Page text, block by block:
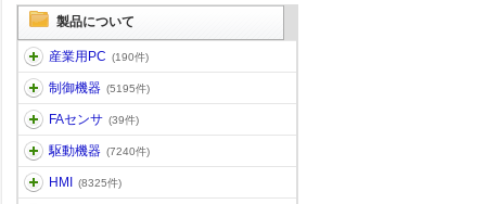
製品について
産業用PC (190件)
制御機器 (5195件)
FAセンサ (39件)
駆動機器 (7240件)
HMI (8325件)